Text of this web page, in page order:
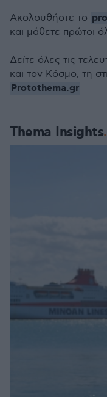
Thema Insights
Ακολουθήστε το
και μάθετε πρώτοι
Δείτε όλες τις
και τον Κόσμο, τη
Protothema.gr